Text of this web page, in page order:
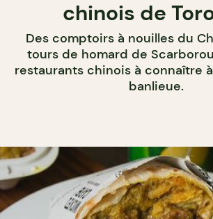
chinois de
Des comptoirs à nouilles du
tours de homard de
restaurants chinois à connaître
banlieue.